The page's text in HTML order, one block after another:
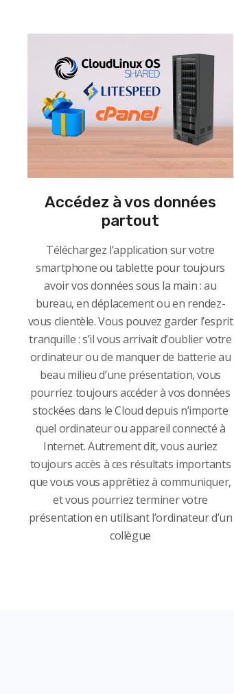
Accédez à vos données
partout
Téléchargez l’application sur votre
smartphone ou tablette pour toujours
avoir vos données sous la main : au
bureau, en déplacement ou en rendez-
vous clientèle. Vous pouvez garder l’esprit
tranquille : s’il vous arrivait d’oublier votre
ordinateur ou de manquer de batterie au
beau milieu d’une présentation, vous
pourriez toujours accéder à vos données
stockées dans le Cloud depuis n’importe
quel ordinateur ou appareil connecté à
Internet. Autrement dit, vous auriez
toujours accès à ces résultats importants
que vous vous apprêtiez à communiquer,
et vous pourriez terminer votre
présentation en utilisant l’ordinateur d’un
collègue